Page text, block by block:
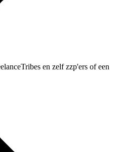
en zelf zzp'ers of een